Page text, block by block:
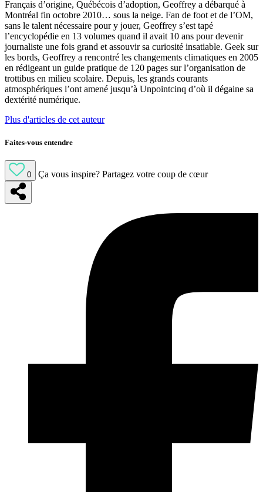
Français d’origine, Québécois d’adoption, Geoffrey a débarqué à
Montréal fin octobre 2010… sous la neige. Fan de foot et de l’OM,
sans le talent nécessaire pour y jouer, Geoffrey s’est tapé
l’encyclopédie en 13 volumes quand il avait 10 ans pour devenir
journaliste une fois grand et assouvir sa curiosité insatiable. Geek sur
les bords, Geoffrey a rencontré les changements climatiques en 2005
en rédigeant un guide pratique de 120 pages sur l’organisation de
trottibus en milieu scolaire. Depuis, les grands courants
atmosphériques l’ont amené jusqu’à Unpointcinq d’où il dégaine sa
dextérité numérique.
Plus d'articles de cet auteur
Faites-vous entendre
0 Ça vous inspire? Partagez votre coup de cœur